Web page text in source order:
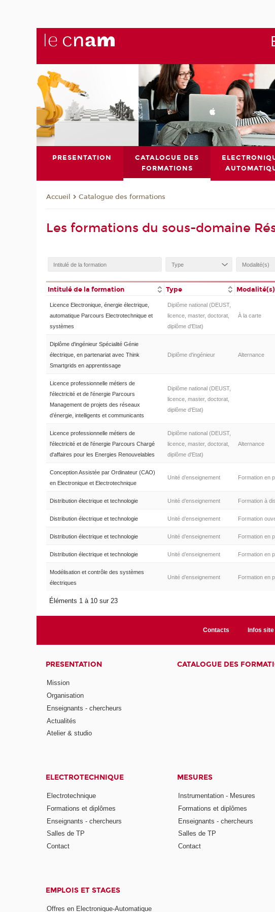
PRESENTATION
CATALOGUE DES
FORMATIONS
Accueil Catalogue des formations
Les formations du sous-domaine
Intitulé de la formation Type Modalité(s)
Licence Electronique, énergie électrique,
automatique Parcours Electrotechnique et
systèmes
Diplôme national (DEUST,
licence, master, doctorat,
diplôme d'Etat)
À la carte
Diplôme d'ingénieur Spécialité Génie
électrique, en partenariat avec Think
Smartgrids en apprentissage
Diplôme d'ingénieur Alternance
Licence professionnelle métiers de
l'électricité et de l'énergie Parcours
Management de projets des réseaux
d’énergie, intelligents et communicants
Diplôme national (DEUST,
licence, master, doctorat,
diplôme d'Etat)
Licence professionnelle métiers de
l'électricité et de l'énergie Parcours Chargé
d'affaires pour les Energies Renouvelables
Diplôme national (DEUST,
licence, master, doctorat,
diplôme d'Etat)
Alternance
Conception Assistée par Ordinateur (CAO)
en Electronique et Electrotechnique
Unité d’enseignement Formation en
Distribution électrique et technologie Unité d’enseignement Formation à
Distribution électrique et technologie Unité d’enseignement Formation
Distribution électrique et technologie Unité d’enseignement Formation en
Distribution électrique et technologie Unité d’enseignement Formation en
Modélisation et contrôle des systèmes
électriques
Unité d’enseignement Formation en
Éléments 1 à 10 sur 23
Contacts Infos site
PRESENTATION
Mission
Organisation
Enseignants - chercheurs
Actualités
Atelier & studio
CATALOGUE DES
ELECTROTECHNIQUE
Electrotechnique
Formations et diplômes
Enseignants - chercheurs
Salles de TP
Contact
MESURES
Instrumentation - Mesures
Formations et diplômes
Enseignants - chercheurs
Salles de TP
Contact
EMPLOIS ET STAGES
Offres en Electronique-Automatique